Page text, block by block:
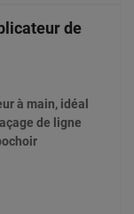
de
à main, idéal
de ligne